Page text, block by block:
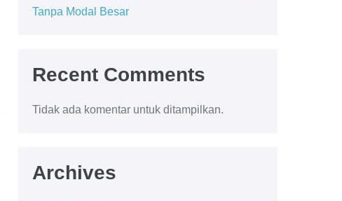
Tanpa Modal Besar
Recent Comments
Tidak ada komentar untuk ditampilkan.
Archives